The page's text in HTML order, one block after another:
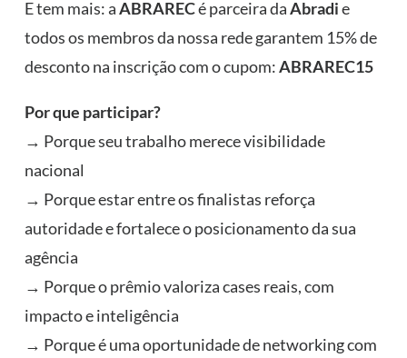
E tem mais: aABRARECé parceira daAbradie
todos os membros da nossa rede garantem 15% de
desconto na inscrição com o cupom:ABRAREC15
Por que participar?
→ Porque seu trabalho merece visibilidade
nacional
→ Porque estar entre os finalistas reforça
autoridade e fortalece o posicionamento da sua
agência
→ Porque o prêmio valoriza cases reais, com
impacto e inteligência
→ Porque é uma oportunidade de networking com